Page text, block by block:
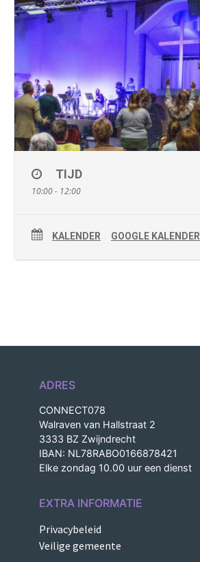
TIJD
10:00 - 12:00
KALENDER GOOGLE KALENDER
ADRES
CONNECT078
Walraven van Hallstraat 2
3333 BZ Zwijndrecht
IBAN: NL78RABO0166878421
Elke zondag 10.00 uur een dienst
EXTRA INFORMATIE
Privacybeleid
Veilige gemeente